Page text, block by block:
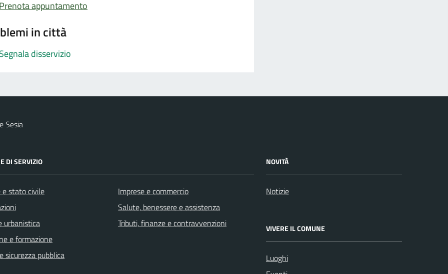
Prenota appuntamento
in città
Segnala disservizio
Sesia
DI SERVIZIO
e stato civile
urbanistica
e formazione
sicurezza pubblica
Imprese e commercio
Salute, benessere e assistenza
Tributi, finanze e contravvenzioni
NOVITÀ
Notizie
VIVERE IL COMUNE
Luoghi